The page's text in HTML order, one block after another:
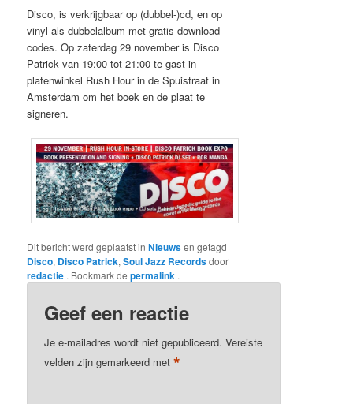
Disco, is verkrijgbaar op (dubbel-)cd, en op
vinyl als dubbelalbum met gratis download
codes. Op zaterdag 29 november is Disco
Patrick van 19:00 tot 21:00 te gast in
platenwinkel Rush Hour in de Spuistraat in
Amsterdam om het boek en de plaat te
signeren.
Dit bericht werd geplaatst inNieuwsen getagd
Disco, Disco Patrick,Soul Jazz Recordsdoor
redactie . Bookmark depermalink .
Geef een reactie
Je e-mailadres wordt niet gepubliceerd. Vereiste
velden zijn gemarkeerd met*